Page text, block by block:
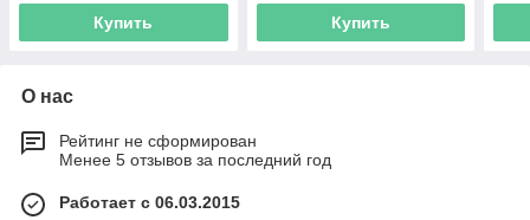
Купить Купить
О нас
Рейтинг не сформирован
Менее 5 отзывов за последний год
Работает с 06.03.2015